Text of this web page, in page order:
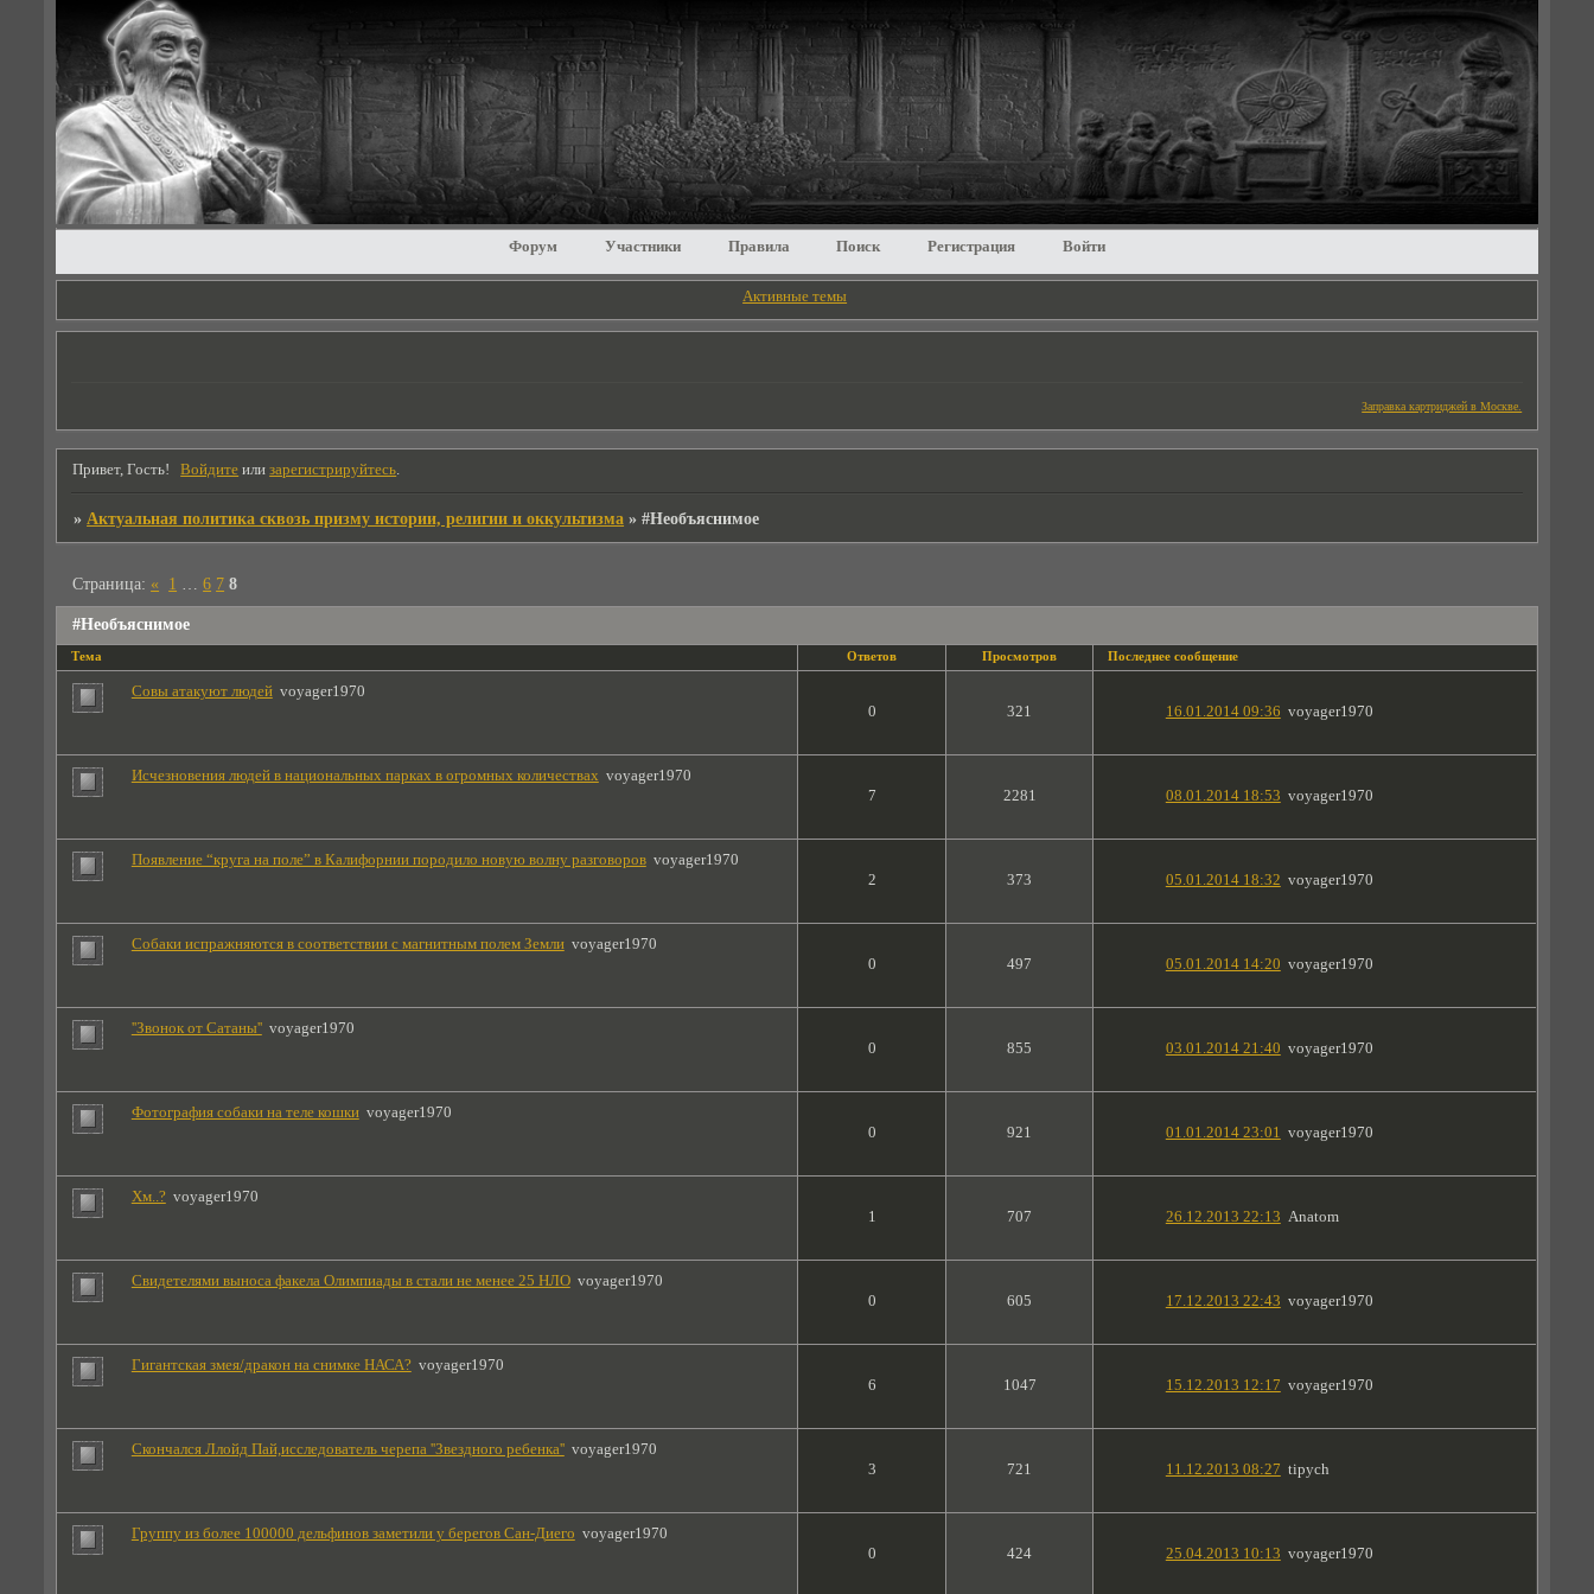
Форум Участники Правила Поиск Регистрация Войти
Активные темы
Заправка картриджей в Москве.
Привет, Гость! Войдите илизарегистрируйтесь.
» Актуальная политика сквозь призму истории, религии и оккультизма »#Необъяснимое
#Необъяснимое
Страница: « 1 … 6 7 8
Тема Ответов Просмотров Последнее сообщение
Совы атакуют людей voyager1970
0
321 16.01.2014 09:36 voyager1970
Исчезновения людей в национальных парках в огромных количествах voyager1970
7
2281 08.01.2014 18:53 voyager1970
Появление “круга на поле” в Калифорнии породило новую волну разговоров voyager1970
2
373 05.01.2014 18:32 voyager1970
Собаки испражняются в соответствии с магнитным полем Земли voyager1970
0
497 05.01.2014 14:20 voyager1970
''Звонок от Сатаны'' voyager1970
0
855 03.01.2014 21:40 voyager1970
Фотография собаки на теле кошки voyager1970
0
921 01.01.2014 23:01 voyager1970
Хм..? voyager1970
1
707 26.12.2013 22:13 Anatom
Свидетелями выноса факела Олимпиады в стали не менее 25 НЛО voyager1970
0
605 17.12.2013 22:43 voyager1970
Гигантская змея/дракон на снимке НАСА? voyager1970
6
1047 15.12.2013 12:17 voyager1970
Скончался Ллойд Пай,исследователь черепа ''Звездного ребенка'' voyager1970
3
721 11.12.2013 08:27 tipych
Группу из более 100000 дельфинов заметили у берегов Сан-Диего voyager1970
0
424 25.04.2013 10:13 voyager1970